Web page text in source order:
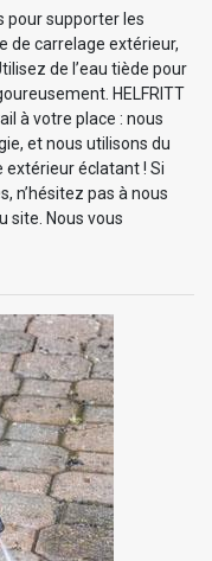
pour supporter les
de carrelage extérieur,
de l’eau tiède pour
HELFRITT
à votre place : nous
et nous utilisons du
éclatant ! Si
n’hésitez pas à nous
site. Nous vous